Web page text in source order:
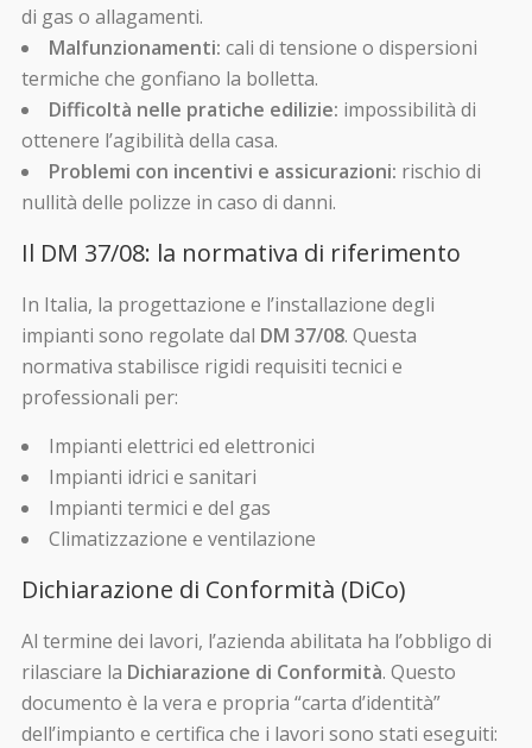
di gas o allagamenti.
Malfunzionamenti: cali di tensione o dispersioni
termiche che gonfiano la bolletta.
Difficoltà nelle pratiche edilizie: impossibilità di
ottenere l’agibilità della casa.
Problemi con incentivi e assicurazioni: rischio di
nullità delle polizze in caso di danni.
Il DM 37/08: la normativa di riferimento
In Italia, la progettazione e l’installazione degli
impianti sono regolate dal DM 37/08. Questa
normativa stabilisce rigidi requisiti tecnici e
professionali per:
Impianti elettrici ed elettronici
Impianti idrici e sanitari
Impianti termici e del gas
Climatizzazione e ventilazione
Dichiarazione di Conformità (DiCo)
Al termine dei lavori, l’azienda abilitata ha l’obbligo di
rilasciare la Dichiarazione di Conformità. Questo
documento è la vera e propria “carta d’identità”
dell’impianto e certifica che i lavori sono stati eseguiti: